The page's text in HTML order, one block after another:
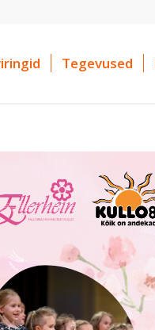
Tegevused